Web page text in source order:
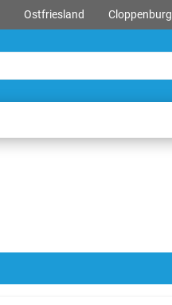
Ostfriesland Cloppenburg